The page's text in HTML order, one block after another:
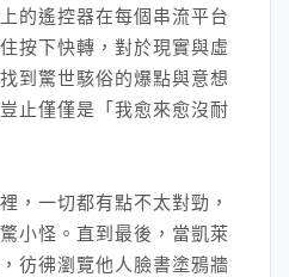
的遙控器在每個串流平台
按下快轉，對於現實與虛
到驚世駭俗的爆點與意想
止僅僅是「我愈來愈沒耐
，一切都有點不太對勁，
小怪。直到最後，當凱萊
彷彿瀏覽他人臉書塗鴉牆